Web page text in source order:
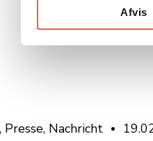
v
Afvis
Presse Nachricht